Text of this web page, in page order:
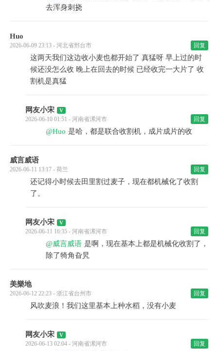
去浑身刺挠
Huo
2026-06-09 23:13 - 河北省邢台市 回复
这两天我们这边收小麦也都开始了 真猛呀 早上过的时
候还没怎么收 晚上在回去的时候 已经收完一大片了 收
割机是真猛
网友小宋
2026-06-10 01:51 - 河南省漯河市 回复
@Huo 是哈，都是联合收割机，成片成片的收
威言威语
2026-06-11 13:17 - 荷兰 回复
还记得小时候去田里割过麦子，现在都机械化了收割
了。
网友小宋
2026-06-11 16:35 - 河南省漯河市 回复
@威言威语 是啊，现在基本上都是机械化收割了，
除了犄角旮旯
美樂地
2026-06-12 22:23 - 浙江省台州市 回复
风吹麦浪！我们这里基本上种水稻，没有小麦
网友小宋
2026-06-13 02:04 - 河南省漯河市 回复